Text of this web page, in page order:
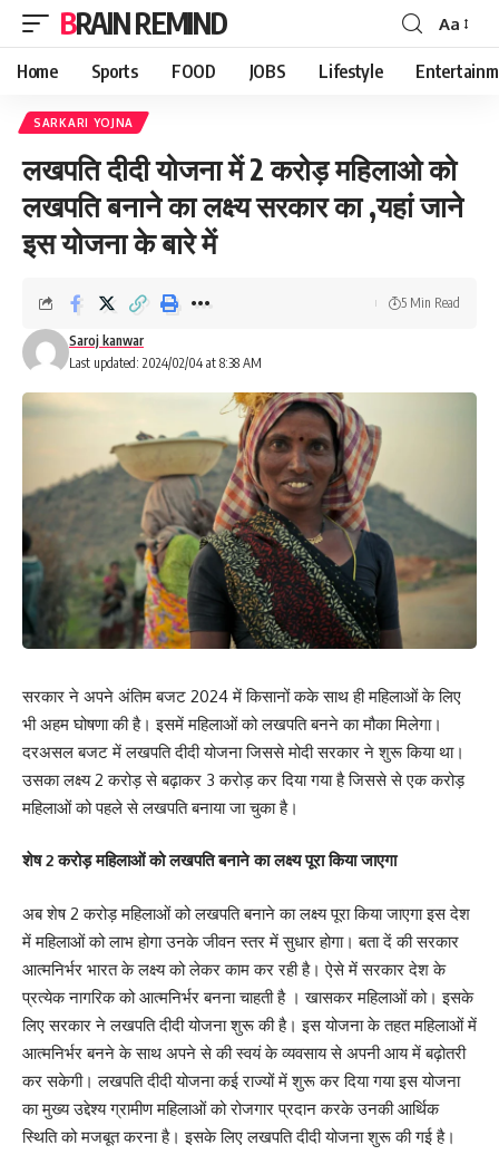
BRAIN REMIND
Font
Resizer
Aa
Home Sports FOOD JOBS Lifestyle
SARKARI YOJNA
लखपति दीदी योजना में 2 करोड़ महिलाओ को
लखपति बनाने का लक्ष्य सरकार का ,यहां जाने
इस योजना के बारे में
Last updated: 2024/02/04 at 8:38 AM
Saroj kanwar
5 Min Read
सरकार ने अपने अंतिम बजट 2024 में किसानों कके साथ ही महिलाओं के लिए
भी अहम घोषणा की है। इसमें महिलाओं को लखपति बनने का मौका मिलेगा।
दरअसल बजट में लखपति दीदी योजना जिससे मोदी सरकार ने शुरू किया था।
उसका लक्ष्य 2 करोड़ से बढ़ाकर 3 करोड़ कर दिया गया है जिससे से एक करोड़
महिलाओं को पहले से लखपति बनाया जा चुका है।
शेष 2 करोड़ महिलाओं को लखपति बनाने का लक्ष्य पूरा किया जाएगा
अब शेष 2 करोड़ महिलाओं को लखपति बनाने का लक्ष्य पूरा किया जाएगा इस देश
में महिलाओं को लाभ होगा उनके जीवन स्तर में सुधार होगा। बता दें की सरकार
आत्मनिर्भर भारत के लक्ष्य को लेकर काम कर रही है। ऐसे में सरकार देश के
प्रत्येक नागरिक को आत्मनिर्भर बनना चाहती है । खासकर महिलाओं को। इसके
लिए सरकार ने लखपति दीदी योजना शुरू की है। इस योजना के तहत महिलाओं में
आत्मनिर्भर बनने के साथ अपने से की स्वयं के व्यवसाय से अपनी आय में बढ़ोतरी
कर सकेगी। लखपति दीदी योजना कई राज्यों में शुरू कर दिया गया इस योजना
का मुख्य उद्देश्य ग्रामीण महिलाओं को रोजगार प्रदान करके उनकी आर्थिक
स्थिति को मजबूत करना है। इसके लिए लखपति दीदी योजना शुरू की गई है।